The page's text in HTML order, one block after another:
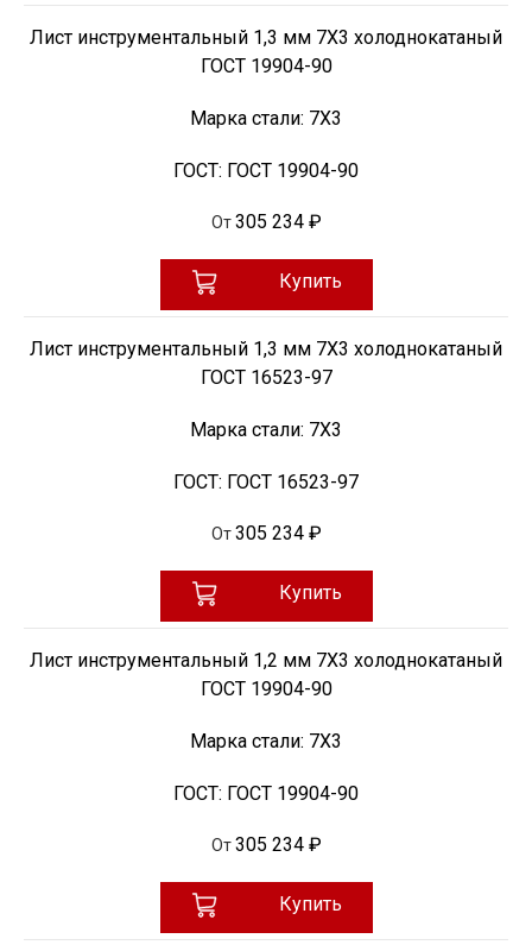
Лист инструментальный 1,3 мм 7Х3 холоднокатаный
ГОСТ 19904-90
Марка стали: 7Х3
ГОСТ: ГОСТ 19904-90
От 305 234 ₽
Купить
Лист инструментальный 1,3 мм 7Х3 холоднокатаный
ГОСТ 16523-97
Марка стали: 7Х3
ГОСТ: ГОСТ 16523-97
От 305 234 ₽
Купить
Лист инструментальный 1,2 мм 7Х3 холоднокатаный
ГОСТ 19904-90
Марка стали: 7Х3
ГОСТ: ГОСТ 19904-90
От 305 234 ₽
Купить